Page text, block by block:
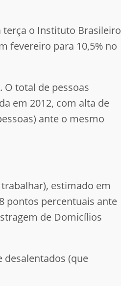
terça o Instituto Brasileiro
fevereiro para 10,5% no
total de pessoas
em 2012, com alta de
ante o mesmo
estimado em
pontos percentuais ante
de Domicílios
desalentados (que